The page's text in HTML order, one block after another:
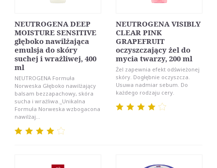
NEUTROGENA DEEP
MOISTURE SENSITIVE
głęboko nawilżająca
emulsja do skóry
suchej i wrażliwej, 400
ml
NEUTROGENA Formuła
Norweska Głęboko nawilżający
balsam bezzapachowy, skóra
sucha i wrażliwa._Unikalna
Formuła Norweska wzbogacona
nawilżaj...
NEUTROGENA VISIBLY
CLEAR PINK
GRAPEFRUIT
oczyszczający żel do
mycia twarzy, 200 ml
Żel zapewnia efekt odświeżonej
skóry. Dogłębnie oczyszcza.
Usuwa nadmiar sebum. Do
każdego rodzaju cery.